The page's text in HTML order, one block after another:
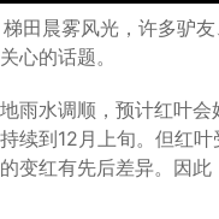
晨雾风光，许多驴
心的话题。
水调顺，预计红叶会
续到12月上旬。但红
变红有先后差异。因